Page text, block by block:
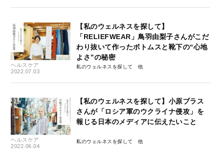
ヘルスケア
2022.07.03
【私のウェルネスを探して】
「RELIEFWEAR」鳥羽由梨子さんがこだ
わり抜いて作ったボトムスと靴下の“心地
よさ”の秘密
私のウェルネスを探して
ヘルスケア
2022.06.04
【私のウェルネスを探して】小原ブラス
さんが「ロシア軍のウクライナ侵攻」を
報じる日本のメディアに伝えたいこと
私のウェルネスを探して